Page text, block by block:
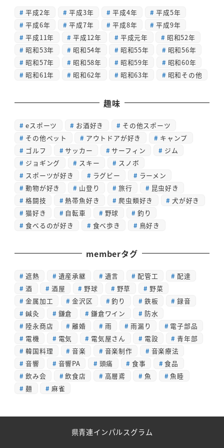
平成2年 平成3年 平成4年
平成5年
平成6年
平成7年 平成8年
平成9年
平成11年
平成12年 平成元年
昭和52年
昭和53年
昭和54年 昭和55年
昭和56年
昭和57年
昭和58年 昭和59年
昭和60年
昭和61年
昭和62年 昭和63年 昭和その他
趣味
eスポーツ お酒好き
その他スポーツ
その他ペット
アウトドアが好き
キャンプ
ゴルフ
サッカー サーフィン
ジム
ジョギング
スキー
スノボ
スポーツが好き
ラグビー
ラーメン
動物が好き
山登り 旅行
昆虫好き
格闘技
熱帯魚好き 爬虫類好き
犬が好き
猫好き
自転車 野球
釣り
食べるのが好き
食べ歩き 鳥好き
memberタグ
遮熱 遺産承継 遺言 配管工
配達
酒
酒屋 野球 野草
野菜
金属加工
金沢区 釣り 鉄板
録音
鍼灸
鎌倉 鎌倉ワイン
防水
陸永商店
離婚 雨 雨漏り
電子部品
電機
電気 電気屋さん 電設
青年部
韓国料理
音楽 音楽制作
音楽療法
音響
音響PA 頭痛 食事
食品
飲み会
飲食店 高層鳶 魚
魚睦
麺
麻雀
県青連インパルスグラム